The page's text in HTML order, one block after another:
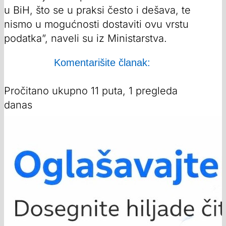
u BiH, što se u praksi često i dešava, te
nismo u mogućnosti dostaviti ovu vrstu
podatka”, naveli su iz Ministarstva.
Komentarišite članak:
Pročitano ukupno 11 puta, 1 pregleda
danas